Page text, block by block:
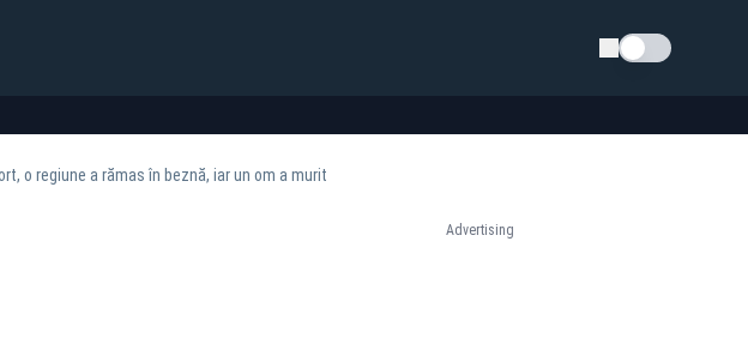
Schimba tema
o regiune a rămas în beznă, iar un om a murit
Advertising